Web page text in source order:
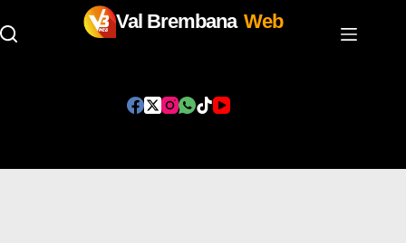
Val Brembana Web